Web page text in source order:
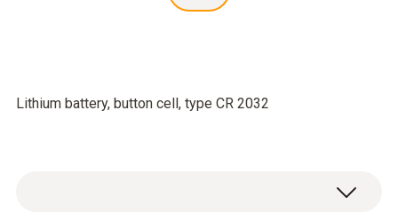
Lithium battery, button cell, type CR 2032